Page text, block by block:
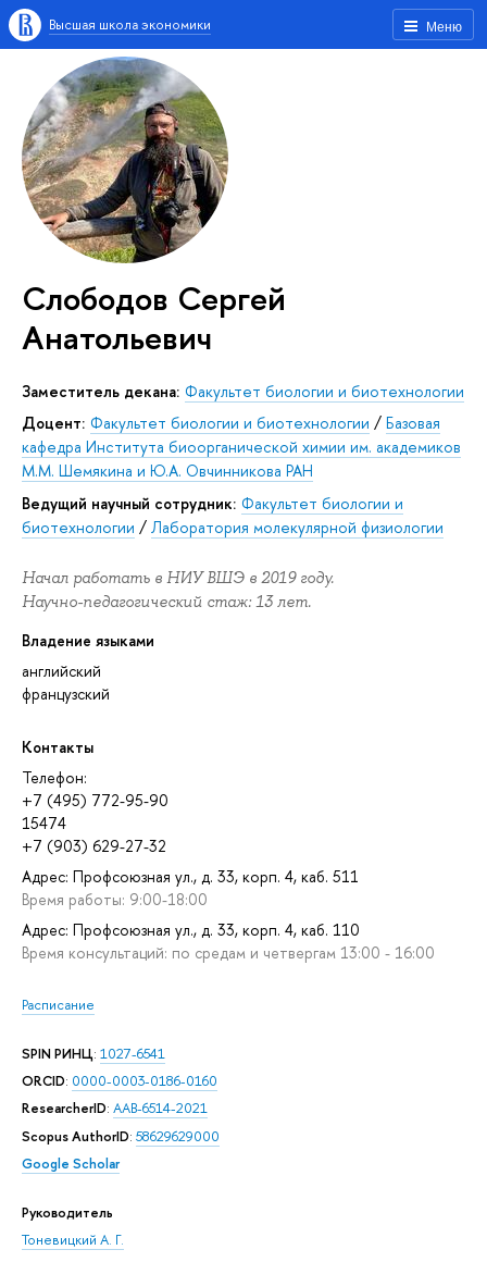
Меню
Высшая школа экономики
Слободов Сергей
Анатольевич
Заместитель декана: Факультет биологии и биотехнологии
Доцент: Факультет биологии и биотехнологии / Базовая
кафедра Института биоорганической химии им. академиков
М.М. Шемякина и Ю.А. Овчинникова РАН
Ведущий научный сотрудник: Факультет биологии и
биотехнологии / Лаборатория молекулярной физиологии
Начал работать в НИУ ВШЭ в 2019 году.
Научно-педагогический стаж: 13 лет.
Владение языками
английский
французский
Контакты
Телефон:
+7 (495) 772-95-90
15474
+7 (903) 629-27-32
Адрес: Профсоюзная ул., д. 33, корп. 4, каб. 511
Время работы: 9:00-18:00
Адрес: Профсоюзная ул., д. 33, корп. 4, каб. 110
Время консультаций: по средам и четвергам 13:00 - 16:00
Расписание
SPIN РИНЦ: 1027-6541
ORCID: 0000-0003-0186-0160
ResearcherID: AAB-6514-2021
Scopus AuthorID: 58629629000
Google Scholar
Руководитель
Тоневицкий А. Г.